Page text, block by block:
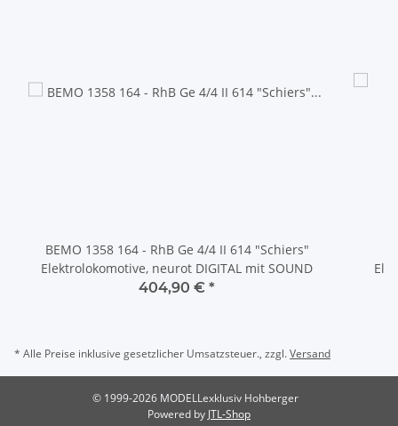
BEMO 1358 164 - RhB Ge 4/4 II 614 "Schiers"
Elektrolokomotive, neurot DIGITAL mit SOUND
404,90 € *
* Alle Preise inklusive gesetzlicher Umsatzsteuer., zzgl.Versand
© 1999-2026 MODELLexklusiv Hohberger
Powered by JTL-Shop